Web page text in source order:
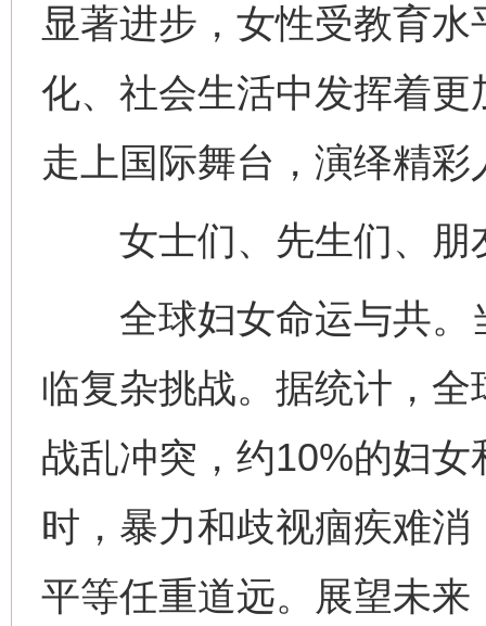
显著进步，女性受教育
化、社会生活中发挥着
走上国际舞台，演绎精
女士们、先生们、朋
全球妇女命运与共。
临复杂挑战。据统计，
战乱冲突，约10%的妇
时，暴力和歧视痼疾难
平等任重道远。展望未